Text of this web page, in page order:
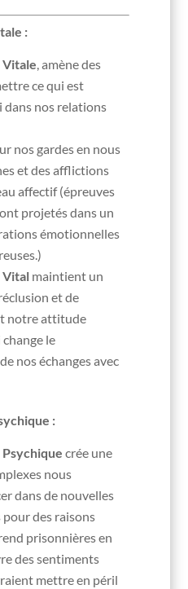
:
Vitale , amène des
ce qui est
dans nos relations
nos gardes en nous
et des afflictions
affectif (épreuves
projetés dans un
émotionnelles
Vital maintient un
et de
notre attitude
le
nos échanges avec
:
crée une
nous
dans de nouvelles
des raisons
prisonnières en
des sentiments
mettre en péril